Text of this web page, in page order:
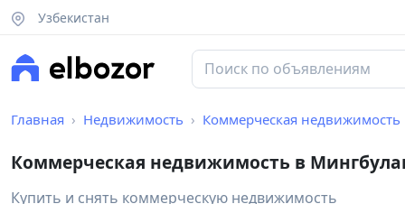
Узбекистан
Главная Недвижимость Коммерческая недвижимость
Коммерческая недвижимость в
Купить и снять коммерческую недвижимость